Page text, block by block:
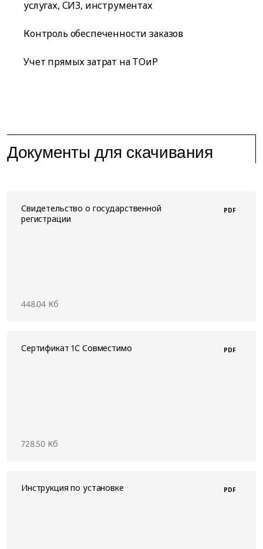
услугах, СИЗ, инструментах
Контроль обеспеченности заказов
Учет прямых затрат на ТОиР
Документы для скачивания
Свидетельство о государственной
регистрации
448.04 Кб
PDF
Сертификат 1С Совместимо
728.50 Кб
PDF
Инструкция по установке PDF